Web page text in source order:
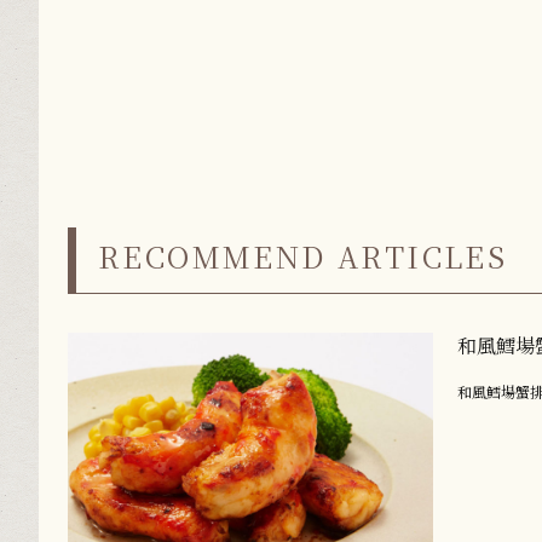
RECOMMEND ARTICLES
和風鱈場
和風鱈場蟹